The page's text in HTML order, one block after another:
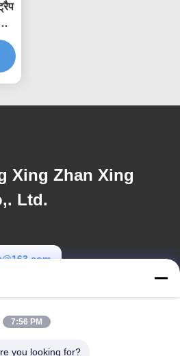
Xing Zhan Xing
Ltd.
7:56 PM
you looking for?